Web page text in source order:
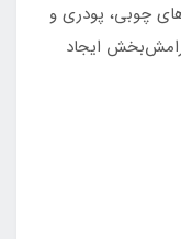
چوبی، پودری و
ایجاد